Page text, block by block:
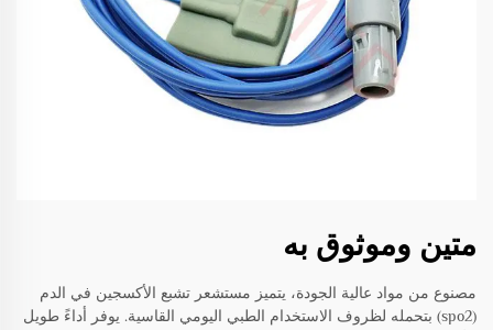
متين وموثوق به
مصنوع من مواد عالية الجودة، يتميز مستشعر تشبع الأكسجين في الدم
(spo2) بتحمله لظروف الاستخدام الطبي اليومي القاسية. يوفر أداءً طويل